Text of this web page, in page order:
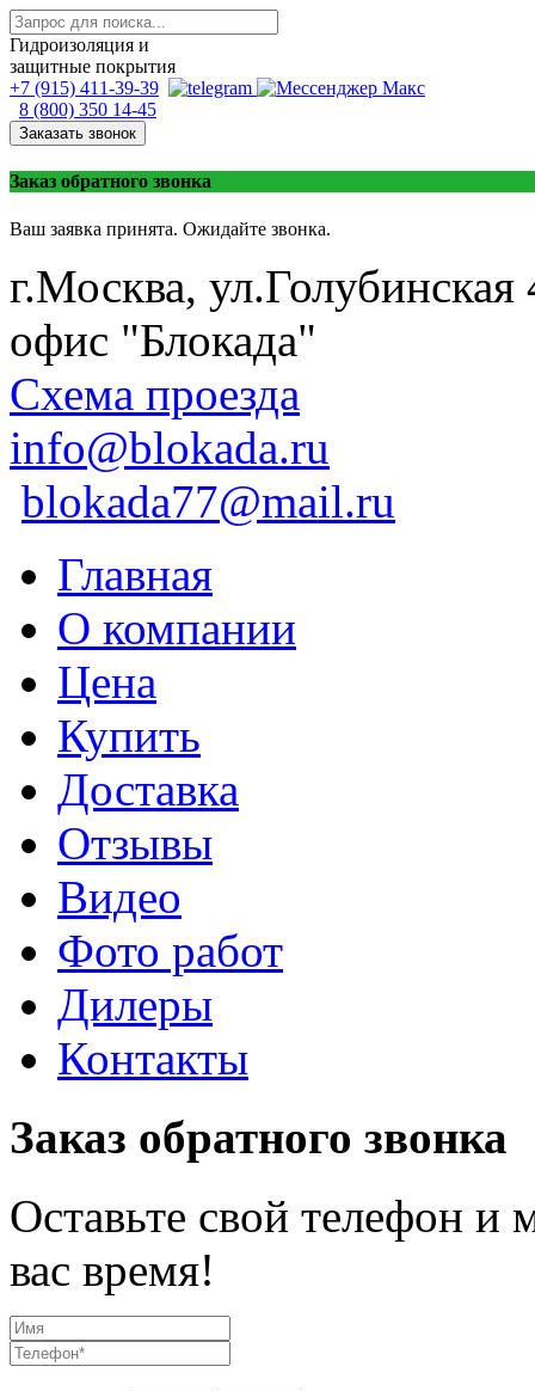
Гидроизоляция и
защитные покрытия
+7 (915) 411-39-39
8 (800) 350 14-45
Заказать звонок
Заказ обратного звонка
Ваш заявка принята. Ожидайте звонка.
г.Москва,
офис "Блокада"
Схема проезда
info@blokada.ru
blokada77@mail.ru
Главная
О компании
Цена
Купить
Доставка
Отзывы
Видео
Фото работ
Дилеры
Контакты
Заказ обратного звонка
Оставьте свой телефон и
вас время!